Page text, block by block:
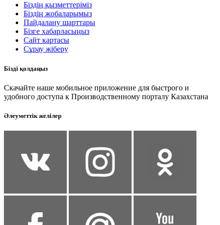
Біздің қызметтеріміз
Біздің жобаларымыз
Пайдалану шарттары
Бізге хабарласыңыз
Сайт картасы
Сұрау жіберу
Бізді қолдаңыз
Скачайте наше мобильное приложение для быстрого и
удобного доступа к Производственному порталу Казахстана
Әлеуметтік желілер